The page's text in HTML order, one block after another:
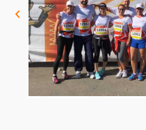
Ammersee beim Segeln und
Schweizer beim Bodyflying
Als Münchner Unternehmen
Jahreszeit mit einem Wiesn-
eingeläutet. Nach dem
mittlerweile Tradition, am
Büro-Sammlung an